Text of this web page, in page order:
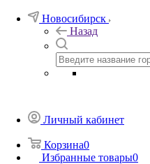
Новосибирск
Назад
Личный кабинет
Корзина0
Избранные товары0